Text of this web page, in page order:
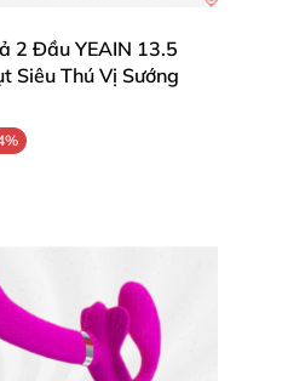
khoái cảm tăng
2 Đầu YEAIN 13.5
Siêu Thú Vị Sướng